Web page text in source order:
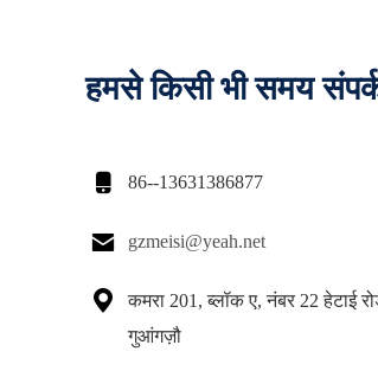
हमसे किसी भी समय
 86--13631386877
 gzmeisi@yeah.net

कमरा 201, ब्लॉक ए, नंबर 22 हेटाई
गुआंगज़ौ